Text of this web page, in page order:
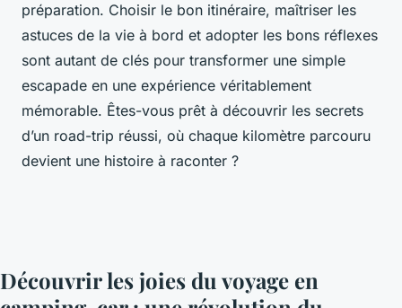
préparation. Choisir le bon itinéraire, maîtriser les
astuces de la vie à bord et adopter les bons réflexes
sont autant de clés pour transformer une simple
escapade en une expérience véritablement
mémorable. Êtes-vous prêt à découvrir les secrets
d’un road-trip réussi, où chaque kilomètre parcouru
devient une histoire à raconter ?
Découvrir les joies du voyage en